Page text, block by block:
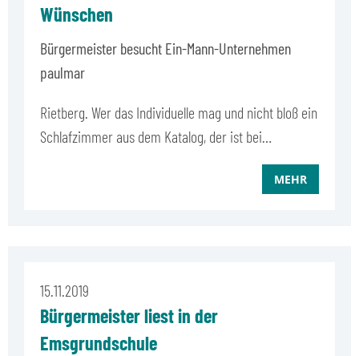
Wünschen
Bürgermeister besucht Ein-Mann-Unternehmen
paulmar
Rietberg. Wer das Individuelle mag und nicht bloß ein
Schlafzimmer aus dem Katalog, der ist bei…
MEHR
15.11.2019
Bürgermeister liest in der
Emsgrundschule